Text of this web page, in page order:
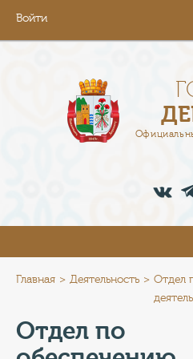
Войти
АДМИНИСТРАЦИЯ
ПРЕСС-ЦЕНТР
ТУРИСТАМ
Главная Деятельность
Отдел
Отдел по